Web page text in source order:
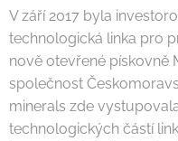
V září 2017 byla
technologická linka pro
nově otevřené pískovně
společnost
minerals zde
technologických částí